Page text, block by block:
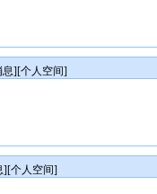
息][个人空间]
][个人空间]